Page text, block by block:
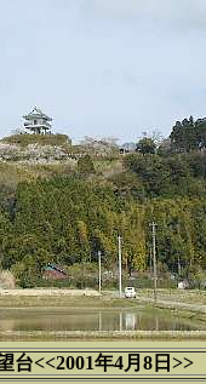
台<<2001年4月8日>>